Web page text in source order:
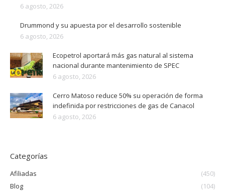
6 agosto, 2026
Drummond y su apuesta por el desarrollo sostenible
6 agosto, 2026
Ecopetrol aportará más gas natural al sistema
nacional durante mantenimiento de SPEC
6 agosto, 2026
Cerro Matoso reduce 50% su operación de forma
indefinida por restricciones de gas de Canacol
6 agosto, 2026
Categorías
Afiliadas
(450)
Blog
(104)